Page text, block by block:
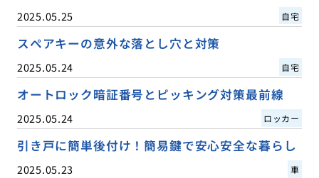
2025.05.25 自宅
スペアキーの意外な落とし穴と対策
2025.05.24 自宅
オートロック暗証番号とピッキング対策最前線
2025.05.24 ロッカー
引き戸に簡単後付け！簡易鍵で安心安全な暮らし
2025.05.23 車